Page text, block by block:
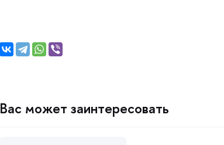
ас может заинтересовать